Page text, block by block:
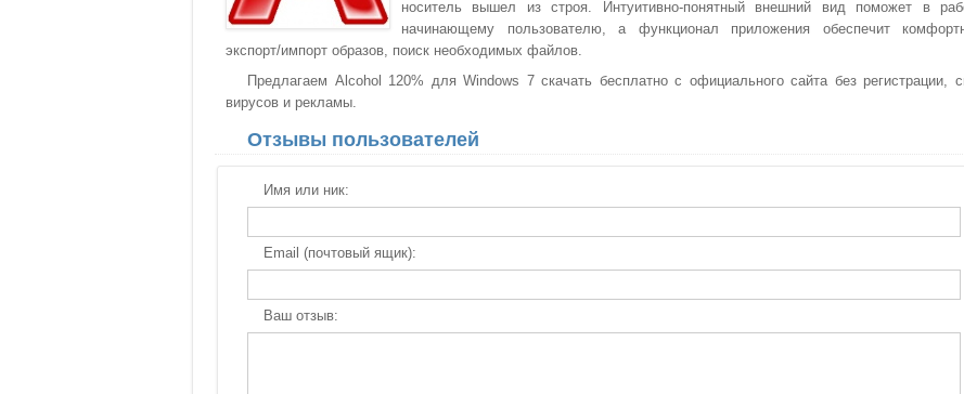
носитель вышел из строя. Интуитивно-понятный внешний вид поможет в
начинающему пользователю, а функционал приложения обеспечит
экспорт/импорт образов, поиск необходимых файлов.
Предлагаем Alcohol 120% для Windows 7 скачать бесплатно с официального сайта без регистрации,
вирусов и рекламы.
Отзывы пользователей
Имя или ник:
Email (почтовый ящик):
Ваш отзыв: